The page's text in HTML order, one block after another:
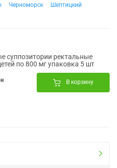
Черноморск Шептицкий
суппозитории ректальные
по 800 мг упаковка 5 шт
В корзину